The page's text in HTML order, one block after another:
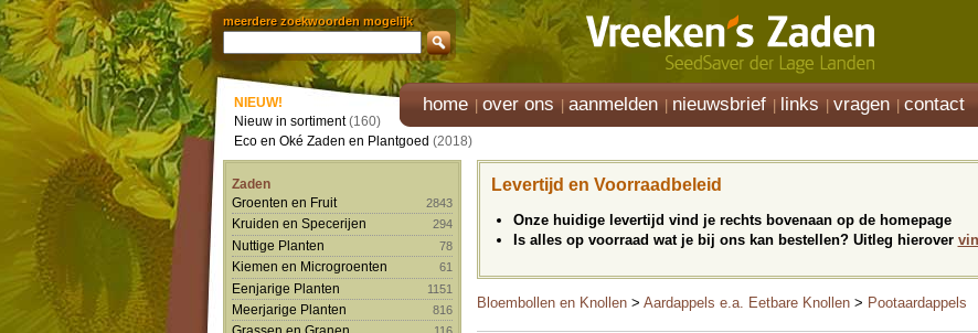
meerdere zoekwoorden mogelijk
home over ons aanmelden nieuwsbrief links vragen contact
NIEUW!
Nieuw in sortiment(160)
Eco en Oké Zaden en Plantgoed (2018)
Zaden
Groenten en Fruit
2843
Kruiden en Specerijen 294
Nuttige Planten 78
Kiemen en Microgroenten 61
Eenjarige Planten 1151
Meerjarige Planten 816
Levertijd en Voorraadbeleid
Onze huidige levertijd vind je rechts bovenaan op de homepage
Is alles op voorraad wat je bij ons kan bestellen? Uitleg hierover
Bloembollen en Knollen > Aardappels e.a. Eetbare Knollen > Pootaardappels